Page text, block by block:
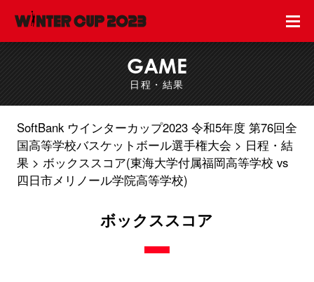
GAME
日程・結果
SoftBank ウインターカップ2023 令和5年度 第76回全
国高等学校バスケットボール選手権大会
日程・結
果
ボックススコア(東海大学付属福岡高等学校 vs
四日市メリノール学院高等学校)
ボックススコア